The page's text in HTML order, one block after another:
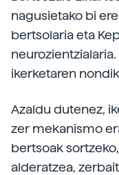
nagusietako bi
bertsolaria eta
ikerketaren
Azaldu dutenez,
zer mekanismo
bertsoak
alderatzea,